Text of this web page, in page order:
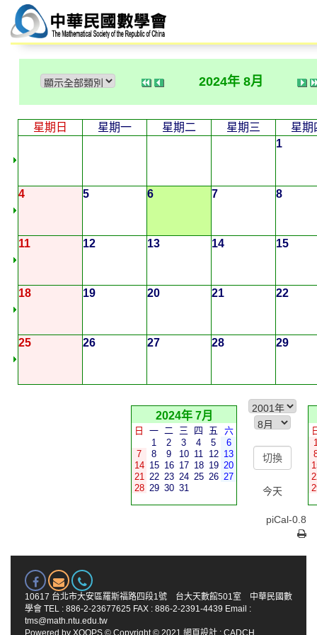
2024年 8月
星期日 星期一 星期二 星期三
星期
1
4 5 6 7 8
11 12 13 14 15
18 19 20 21 22
25 26 27 28 29
2024年 7月
日 一 二 三 四 五
六
1
2 3 4 5
6
7
8 9 10 11 12 13
14 15 16 17 18 19 20
21 22 23 24 25 26 27
28 29 30 31 今天
piCal-0.8
10617 台北市大安區羅斯福路四段1號 台大天數館501室 中華民國數
學會 TEL : 886-2-23677625 FAX : 886-2-2391-4439 Email :
tms@math.ntu.edu.tw
Powered by XOOPS © Copyright © 2021 網頁設計 : CADCH